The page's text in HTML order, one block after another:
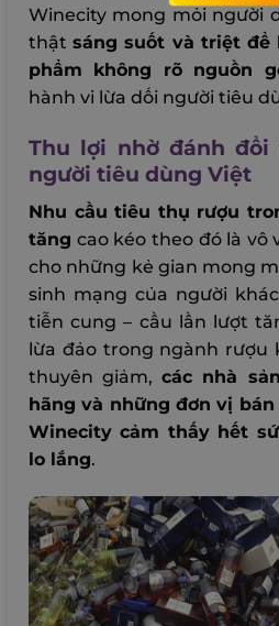
Winecity mong mỏi người
thậtsáng suốt và triệt để
phẩm không rõ nguồn
hành vi lừa dối người tiêu
Thu lợi nhờ đánh
người tiêu dùng Việt
Nhu cầu tiêu thụ rượu
tăng cao kéo theo đó là vô
cho những kẻ gian mong
sinh mạng của người
tiễn cung – cầu lần lượt
lừa đảo trong ngành rượu
thuyên giảm,các nhà
hãng và những đơn vị
Winecity cảm thấy hết
lo lắng.